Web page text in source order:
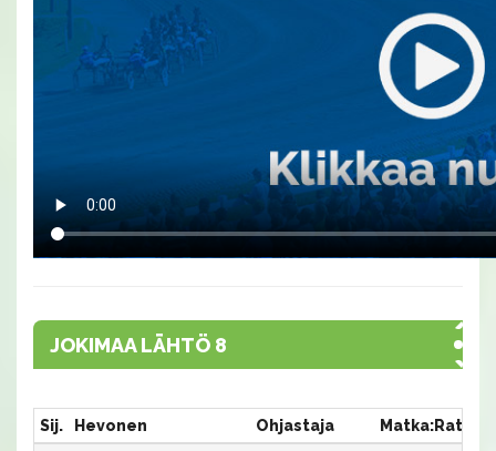
JOKIMAA LÄHTÖ 8
Sij. Hevonen Ohjastaja Matka:Rata